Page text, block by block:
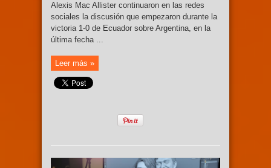
Alexis Mac Allister continuaron en las redes
sociales la discusión que empezaron durante la
victoria 1-0 de Ecuador sobre Argentina, en la
última fecha ...
Leer más »